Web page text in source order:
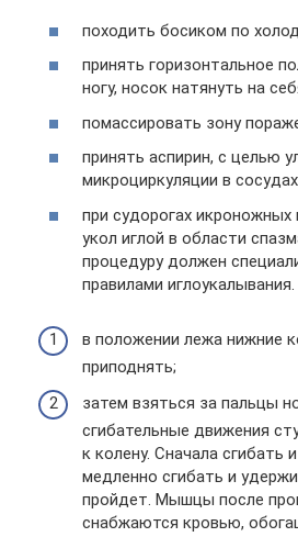
походить босиком по
принять горизонтальное
ногу, носок натянуть на
помассировать зону
принять аспирин, с целью
микроциркуляции в
при судорогах
укол иглой в области
процедуру должен
правилами иглоукалывания.
в положении лежа нижние
приподнять;
затем взяться за пальцы
сгибательные движения
к колену. Сначала сгибать
медленно сгибать и
пройдет. Мышцы после
снабжаются кровью,